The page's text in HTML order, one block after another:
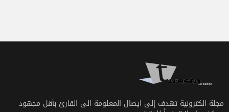
مجلة الكترونية تهدف إلى ايصال المعلومة الى القارئ بأقل مجهود